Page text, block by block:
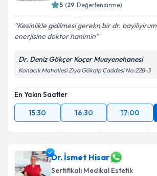
5 (29 Değerlendirme)
Kesinlikle gidilmesi gerekn bir dr. bayiliyirum
enerjisine doktor hanimin
Dr. Deniz Gökçer Koçer Muayenehanesi
Konacık Mahallesi Ziya Gökalp Caddesi No:22B-3
En Yakın Saatler
15:30
16:30 17:00
Dr. İsmet Hisar
Sertifikalı Medikal Estetik